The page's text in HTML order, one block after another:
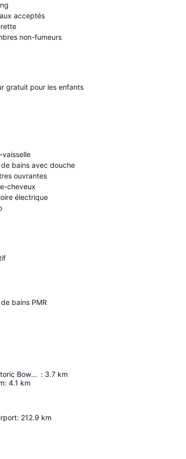
acceptés
non-fumeurs
gratuit pour les enfants
vaisselle
de bains avec douche
ouvrantes
cheveux
électrique
de bains PMR
Muncy Bank Ballpark at Historic Bowman Field : 3.7 km
: 4.1 km
: 212.9 km